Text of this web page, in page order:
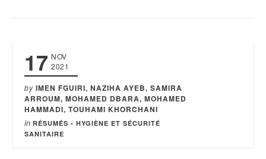
17 NOV
2021
by IMEN FGUIRI, NAZIHA AYEB, SAMIRA
ARROUM, MOHAMED DBARA, MOHAMED
HAMMADI, TOUHAMI KHORCHANI
in RÉSUMÉS - HYGIÈNE ET SÉCURITÉ
SANITAIRE